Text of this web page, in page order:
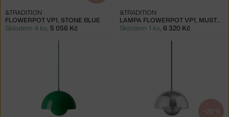
FLOWERPOT VP1, STONE BLUE
&TRADITION
Skladem 4 ks, 5 056 Kč
LAMPA FLOWERPOT VP1, MUSTARD
&TRADITION
Skladem 1 ks, 6 320 Kč
−20 %